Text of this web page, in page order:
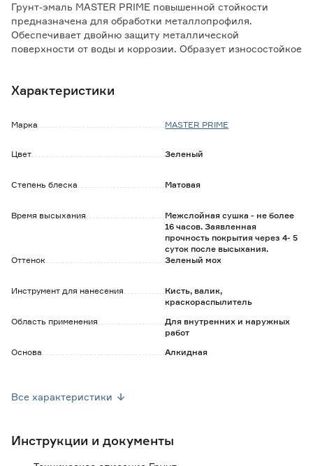
Грунт-эмаль MASTER PRIME повышенной стойкости
предназначена для обработки металлопрофиля.
Обеспечивает двойню защиту металлической
поверхности от воды и коррозии. Образует износостойкое
- обеспечивает усиленную защиту металлических
- создает стойкое покрытие с грязеотталкивающими
- не требует предварительного грунтования.
Характеристики
Марка MASTER PRIME
Цвет Зеленый
Степень блеска Матовая
Время высыхания
Межслойная сушка - не более
16 часов. Заявленная
прочность покрытия через 4- 5
суток после высыхания.
Оттенок
Зеленый мох
Инструмент для нанесения
Кисть, валик,
краскораспылитель
Область применения
Для внутренних и наружных
работ
Основа
Алкидная
Масса (кг) 2
Все характеристики
Инструкции и документы